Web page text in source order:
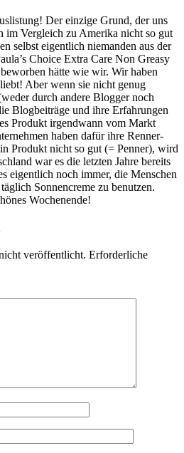
Der einzige Grund, der uns
im Vergleich zu Amerika nicht so gut
selbst eigentlich niemanden aus der
Choice Extra Care Non Greasy
hätte wie wir. Wir haben
Aber wenn sie nicht genug
durch andere Blogger noch
Blogbeiträge und ihre Erfahrungen
Produkt irgendwann vom Markt
haben dafür ihre Renner-
Produkt nicht so gut (= Penner), wird
war es die letzten Jahre bereits
eigentlich noch immer, die Menschen
Sonnencreme zu benutzen.
Wochenende!
veröffentlicht. Erforderliche